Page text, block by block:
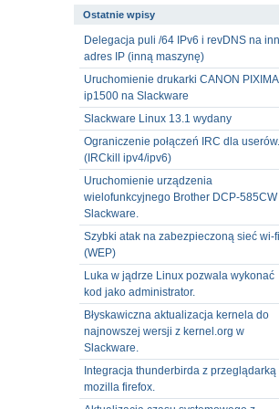
Ostatnie wpisy
Delegacja puli /64 IPv6 i revDNS na
adres IP (inną maszynę)
Uruchomienie drukarki CANON PIXIMA
ip1500 na Slackware
Slackware Linux 13.1 wydany
Ograniczenie połączeń IRC dla userów.
(IRCkill ipv4/ipv6)
Uruchomienie urządzenia
wielofunkcyjnego Brother DCP-
Slackware.
Szybki atak na zabezpieczoną sieć wi-fi
(WEP)
Luka w jądrze Linux pozwala wykonać
kod jako administrator.
Błyskawiczna aktualizacja kernela do
najnowszej wersji z kernel.org w
Slackware.
Integracja thunderbirda z przeglądarką
mozilla firefox.